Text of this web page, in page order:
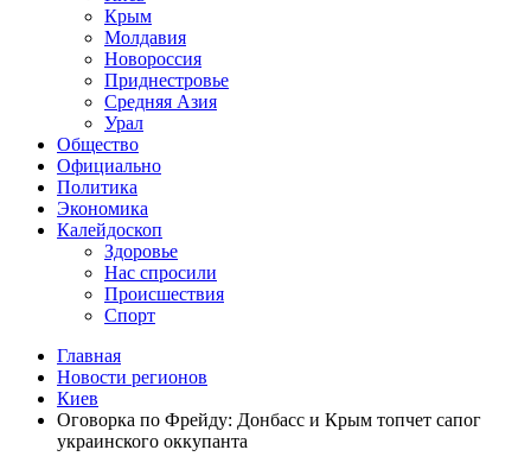
Крым
Молдавия
Новороссия
Приднестровье
Средняя Азия
Урал
Общество
Официально
Политика
Экономика
Калейдоскоп
Здоровье
Нас спросили
Происшествия
Спорт
Главная
Новости регионов
Киев
Оговорка по Фрейду: Донбасс и Крым топчет сапог
украинского оккупанта